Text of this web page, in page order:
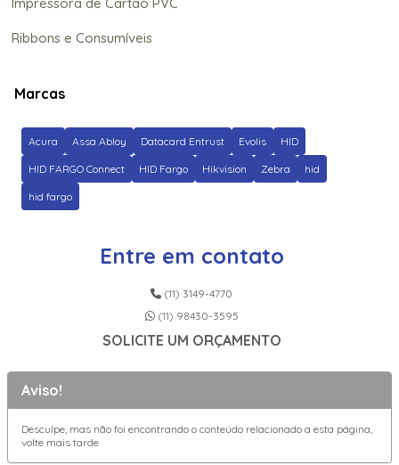
Impressora de Cartão PVC
Ribbons e Consumíveis
Marcas
Acura Assa Abloy Datacard Entrust Evolis HID
HID FARGO Connect HID Fargo Hikvision Zebra hid
hid fargo
Entre em contato
(11) 3149-4770
(11) 98430-3595
SOLICITE UM ORÇAMENTO
Aviso!
Desculpe, mas não foi encontrando o conteúdo relacionado a esta página,
volte mais tarde